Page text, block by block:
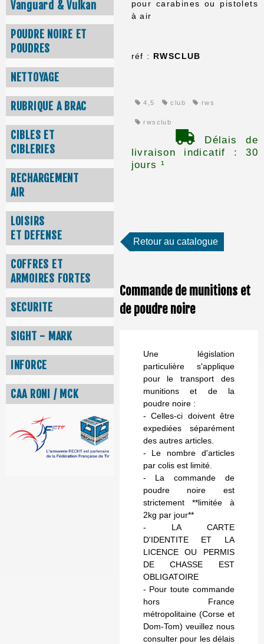
Vanguard & Vulkan
POUDRE NOIRE ET
POUDRES
NETTOYAGE
RUBRIQUE A BRAC
CIBLES ET
CIBLERIES
RECHARGEMENT
AIR
LOISIRS
ET DEFENSE
COFFRES ET
ARMOIRES FORTES
SECURITE
SIGHT - MARK
INFORCE
CAA RONI / MCK
pour carabines ou pistolets
à air
réf : RWSCLUB
4,5 club rws
rwsclub
Délais de
livraison indicatif : 30
jours ¹
Retour au catalogue
Commande de munitions et
de poudre noire
Une législation
particulière s'applique
pour le transport des
munitions et de la
poudre noire :
- Celles-ci doivent être
expediées séparément
des autres articles.
- Le nombre d'articles
par colis est limité.
- La commande de
poudre noire est
strictement **limitée à
2kg par jour**
- LA CARTE
D'IDENTITE ET LA
LICENCE OU PERMIS
DE CHASSE EST
OBLIGATOIRE
- Pour toute commande
hors France
métropolitaine (Corse et
Dom-Tom) veuillez nous
consulter pour les délais